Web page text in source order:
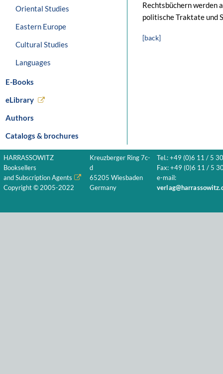
Oriental Studies
Eastern Europe
Cultural Studies
Languages
E-Books
eLibrary
Authors
Catalogs & brochures
Rechtsbüchern werden
politische Traktate und
[back]
HARRASSOWITZ
Booksellers
and Subscription Agents
Copyright © 2005-2022
Kreuzberger Ring 7c-
d
65205 Wiesbaden
Germany
Tel.: +49 (0)6 11 / 5
Fax: +49 (0)6 11 / 5
e-mail: